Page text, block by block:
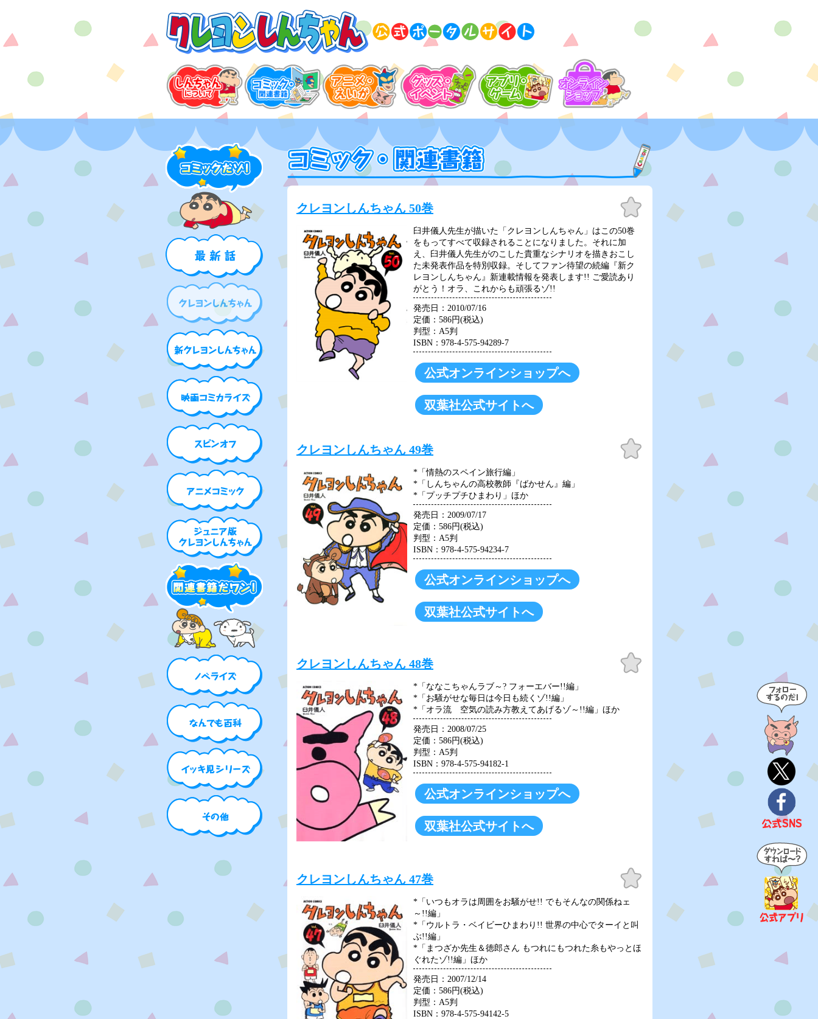
クレヨンしんちゃん 50巻
お気
に入
臼井儀人先生が描いた「クレヨンしんちゃん」はこの50巻
をもってすべて収録されることになりました。それに加
え、臼井儀人先生がのこした貴重なシナリオを描きおこし
た未発表作品を特別収録。そしてファン待望の続編『新ク
レヨンしんちゃん』新連載情報を発表します!! ご愛読あり
がとう！オラ、これからも頑張るゾ!!
発売日：2010/07/16
定価：586円(税込)
判型：A5判
ISBN：978-4-575-94289-7
公式オンラインショップへ
双葉社公式サイトへ
クレヨンしんちゃん 49巻
お気
に入
*「情熱のスペイン旅行編」
*「しんちゃんの高校教師『ばかせん』編」
*「プッチプチひまわり」ほか
発売日：2009/07/17
定価：586円(税込)
判型：A5判
ISBN：978-4-575-94234-7
公式オンラインショップへ
双葉社公式サイトへ
クレヨンしんちゃん 48巻
お気
に入
*「ななこちゃんラブ～? フォーエバー!!編」
*「お騒がせな毎日は今日も続くゾ!!編」
*「オラ流 空気の読み方教えてあげるゾ～!!編」ほか
発売日：2008/07/25
定価：586円(税込)
判型：A5判
ISBN：978-4-575-94182-1
公式オンラインショップへ
双葉社公式サイトへ
クレヨンしんちゃん 47巻
お気
に入
*「いつもオラは周囲をお騒がせ!! でもそんなの関係ねェ
～!!編」
*「ウルトラ・ベイビーひまわり!! 世界の中心でターイと叫
ぶ!!編」
*「まつざか先生＆徳郎さん もつれにもつれた糸もやっとほ
ぐれたゾ!!編」ほか
発売日：2007/12/14
定価：586円(税込)
判型：A5判
ISBN：978-4-575-94142-5